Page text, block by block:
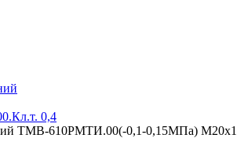
0,4
ТМВ-610РМТИ.00(-0,1-0,15МПа)